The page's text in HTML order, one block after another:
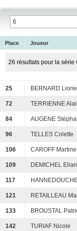
Place Joueur
26 résultats pour la série
25 BERNARD
72 TERRIENNE
84 AUGENE
96 TELLES Colette
106 CAROFF Martine
109 DEMICHEL
117
121 RETAILLEAU
133 BROUSTAL
142 TURIAF Nicole